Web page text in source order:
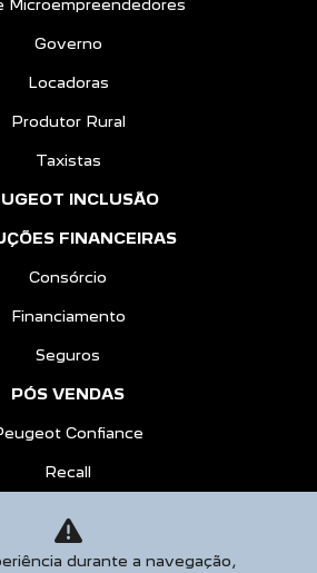
Microempreendedores
Governo
Locadoras
Produtor Rural
Taxistas
INCLUSÃO
FINANCEIRAS
Consórcio
Financiamento
Seguros
PÓS VENDAS
Confiance
Recall
durante a navegação,